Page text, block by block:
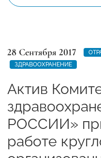
28 Сентября 2017
ЗДРАВООХРАНЕНИЕ
Актив
РОССИИ»
работе